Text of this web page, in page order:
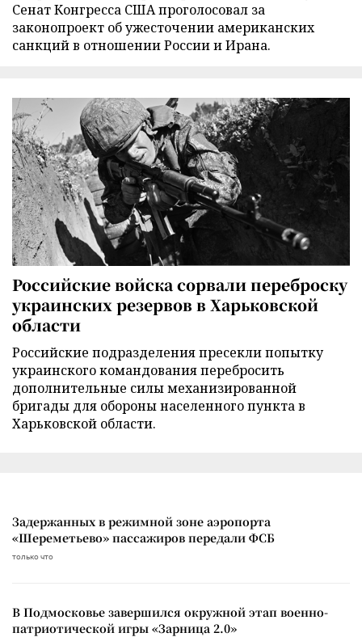
Сенат Конгресса США проголосовал за
законопроект об ужесточении американских
санкций в отношении России и Ирана.
Российские войска сорвали переброску
украинских резервов в Харьковской
области
Российские подразделения пресекли попытку
украинского командования перебросить
дополнительные силы механизированной
бригады для обороны населенного пункта в
Харьковской области.
Задержанных в режимной зоне аэропорта
«Шереметьево» пассажиров передали ФСБ
только что
В Подмосковье завершился окружной этап военно-
патриотической игры «Зарница 2.0»